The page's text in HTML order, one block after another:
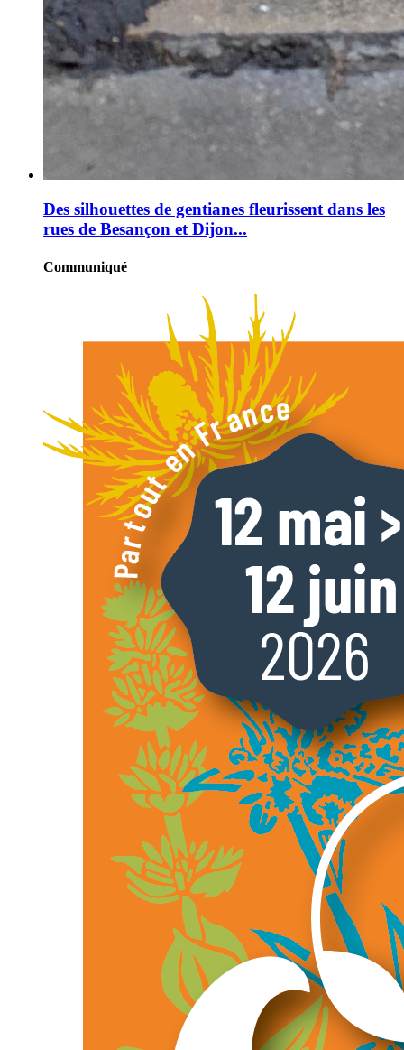
Des silhouettes de gentianes fleurissent dans les
rues de Besançon et Dijon...
Communiqué